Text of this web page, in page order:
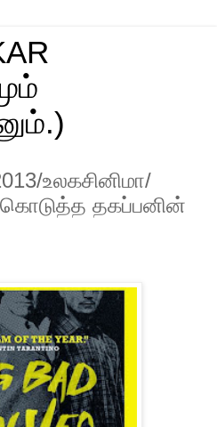
உலகசினிமா/
தகப்பனின்